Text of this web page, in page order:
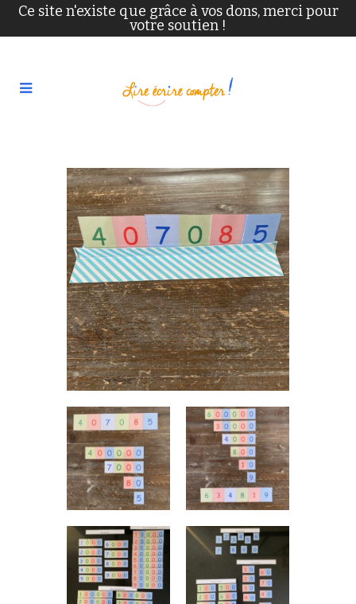
Ce site n'existe que grâce à vos dons, merci pour
votre soutien !